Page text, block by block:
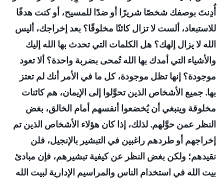
أُدِنتَ بوصفك شخصًا شريرًا أو ضدًا للمسيح، أو كنت هدفًا
للاستبعاد، ألست لا تزال كائنًا مخلوقًا؟ بعد إخراجك، أليس
الله لا يزال إلهك؟ هل الكلمات التي تحدث بها الله إليك
والأشياء التي أمدك بها الله تُمحى بضربة واحدة؟ ألا تعود
موجودة؟ إنها تظل موجودة، كل ما في الأمر أنك لم تعتز
بها. جميع الأشخاص الذين تحوَّلوا إلى الإيمان، هم كائنات
مخلوقة وينبغي أن يُخضعوا أنفسهم أمام الخالق، بغض
النظر عمن حوَّلهم. لذلك، إذا كان هؤلاء الأشخاص الذين تم
إخراجهم أو طردهم راغبين في التبشير بالإنجيل، فلن
نقيدهم؛ ولكن بغض النظر عن كيفية تبشيرهم، فإن مبادئ
بيت الله في استخدام الناس والمراسيم الإدارية لبيت الله